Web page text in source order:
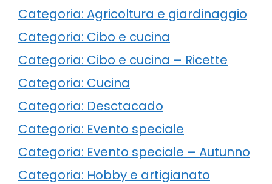
Categoria: Agricoltura e giardinaggio
Categoria: Cibo e cucina
Categoria: Cibo e cucina – Ricette
Categoria: Cucina
Categoria: Desctacado
Categoria: Evento speciale
Categoria: Evento speciale – Autunno
Categoria: Hobby e artigianato